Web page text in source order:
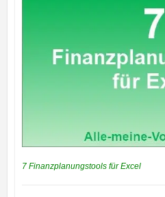
7 Finanzplanungstools für Excel